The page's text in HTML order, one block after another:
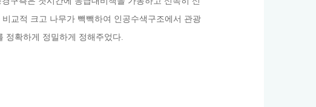
교적 크고 나무가 빽빽하여 인공수색구조에서 관광
정확하게 정밀하게 정해주었다.